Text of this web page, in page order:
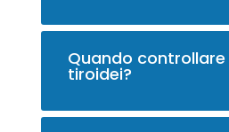
Quando controllare
tiroidei?